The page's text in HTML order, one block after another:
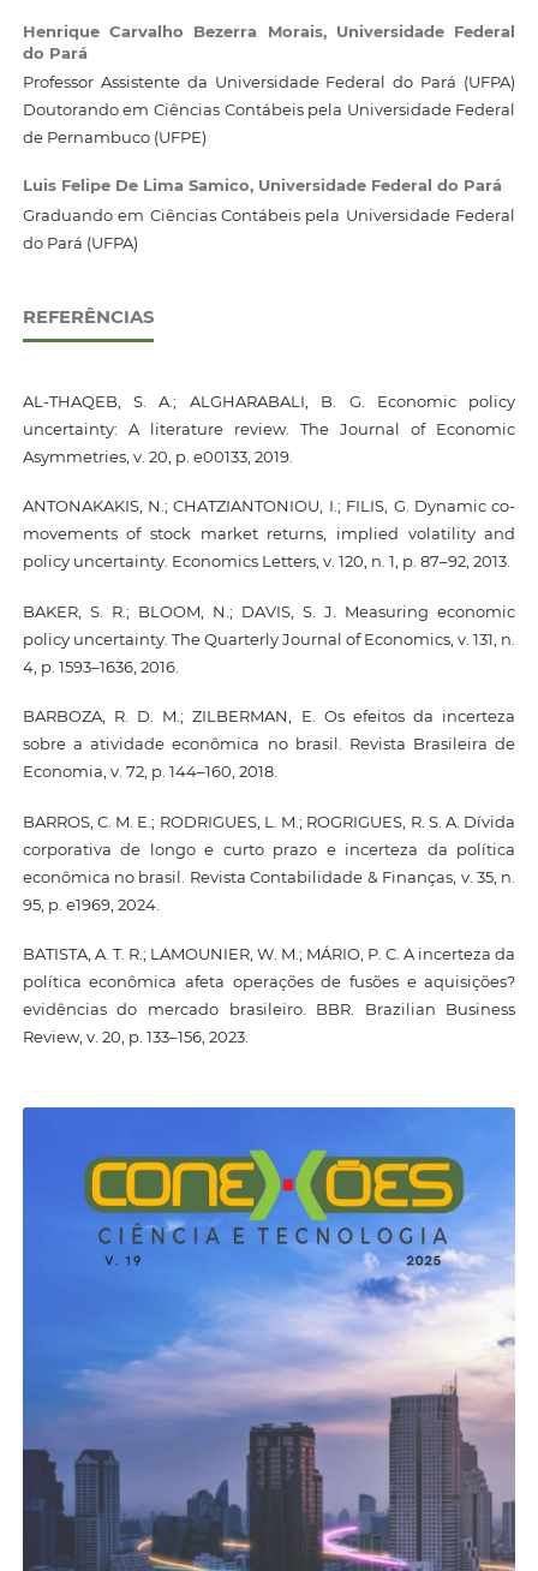
Henrique Carvalho Bezerra Morais, Universidade Federal
do Pará
Professor Assistente da Universidade Federal do Pará (UFPA)
Doutorando em Ciências Contábeis pela Universidade Federal
de Pernambuco (UFPE)
Luis Felipe De Lima Samico, Universidade Federal do Pará
Graduando em Ciências Contábeis pela Universidade Federal
do Pará (UFPA)
REFERÊNCIAS
AL-THAQEB, S. A.; ALGHARABALI, B. G. Economic policy
uncertainty: A literature review. The Journal of Economic
Asymmetries, v. 20, p. e00133, 2019.
ANTONAKAKIS, N.; CHATZIANTONIOU, I.; FILIS, G. Dynamic co-
movements of stock market returns, implied volatility and
policy uncertainty. Economics Letters, v. 120, n. 1, p. 87–92, 2013.
BAKER, S. R.; BLOOM, N.; DAVIS, S. J. Measuring economic
policy uncertainty. The Quarterly Journal of Economics, v. 131, n.
4, p. 1593–1636, 2016.
BARBOZA, R. D. M.; ZILBERMAN, E. Os efeitos da incerteza
sobre a atividade econômica no brasil. Revista Brasileira de
Economia, v. 72, p. 144–160, 2018.
BARROS, C. M. E.; RODRIGUES, L. M.; ROGRIGUES, R. S. A. Dívida
corporativa de longo e curto prazo e incerteza da política
econômica no brasil. Revista Contabilidade & Finanças, v. 35, n.
95, p. e1969, 2024.
BATISTA, A. T. R.; LAMOUNIER, W. M.; MÁRIO, P. C. A incerteza da
política econômica afeta operações de fusões e aquisições?
evidências do mercado brasileiro. BBR. Brazilian Business
Review, v. 20, p. 133–156, 2023.